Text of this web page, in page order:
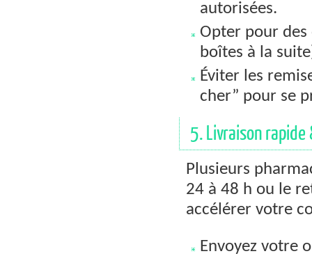
autorisées.
Opter pour
boîtes à la
Éviter les
cher” pour se
5. Livraison
Plusieurs
24 à 48 h ou le
accélérer votre
Envoyez votre